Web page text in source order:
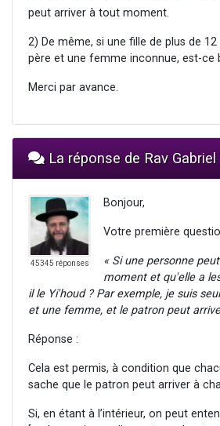
peut arriver à tout moment.
2) De même, si une fille de plus de
père et une femme inconnue, est-ce
Merci par avance.
La réponse de Rav Gabriel
45345 réponses
Bonjour,
Votre première
« Si une personne
moment et qu'elle a
il le Yi'houd ? Par exemple, je suis
et une femme, et le patron peut
Réponse :
Cela est permis, à condition que
sache que le patron peut arriver à
Si, en étant à l’intérieur, on peut